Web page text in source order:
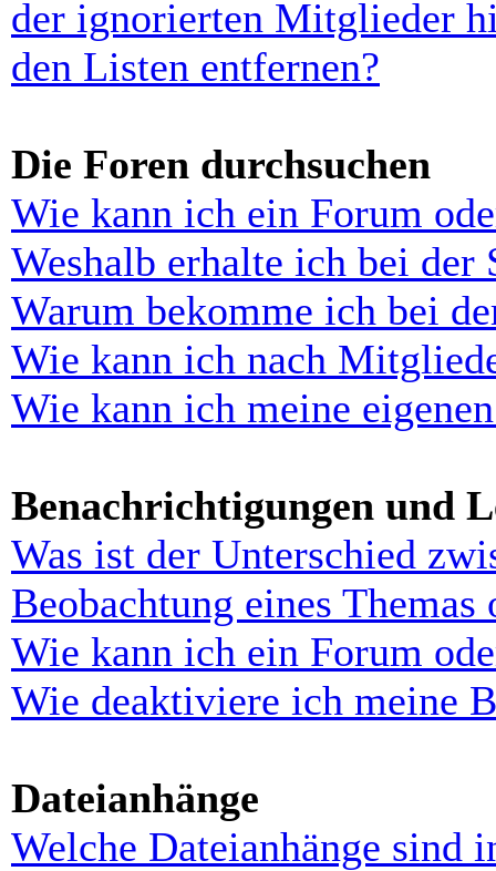
der ignorierten Mitglieder
den Listen entfernen?
Die Foren durchsuchen
Wie kann ich ein Forum
Weshalb erhalte ich bei der
Warum bekomme ich bei
Wie kann ich nach
Wie kann ich meine
Benachrichtigungen und
Was ist der Unterschied
Beobachtung eines Themas
Wie kann ich ein Forum
Wie deaktiviere ich meine
Dateianhänge
Welche Dateianhänge sind